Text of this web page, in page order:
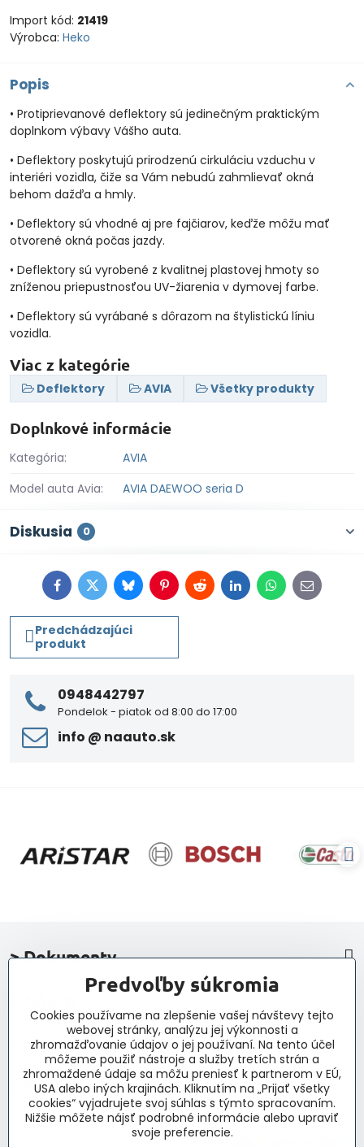
Import kód: 21419
Výrobca: Heko
Popis
• Protiprievanové deflektory sú jedinečným praktickým
doplnkom výbavy Vášho auta.
• Deflektory poskytujú prirodzenú cirkuláciu vzduchu v
interiéri vozidla, čiže sa Vám nebudú zahmlievať okná
behom dažďa a hmly.
• Deflektory sú vhodné aj pre fajčiarov, keďže môžu mať
otvorené okná počas jazdy.
• Deflektory sú vyrobené z kvalitnej plastovej hmoty so
zníženou priepustnosťou UV-žiarenia v dymovej farbe.
• Deflektory sú vyrábané s dôrazom na štylistickú líniu
vozidla.
Viac z kategórie
Deflektory AVIA Všetky produkty
Doplnkové informácie
Kategória:
AVIA
Model auta Avia:
AVIA DAEWOO seria D
Diskusia 0
FacebookTwitterBlueskyPinterestRedditLinkedInWhatsApp
E-
mail
Predchádzajúci
produkt
0948442797
Pondelok - piatok od 8:00 do 17:00
info ​@ naauto​.sk
> Dokumenty
> Kontakt a navigácia
> Novinky, články, príspevky
Predvoľby súkromia
Cookies používame na zlepšenie vašej návštevy tejto
webovej stránky, analýzu jej výkonnosti a
zhromažďovanie údajov o jej používaní. Na tento účel
môžeme použiť nástroje a služby tretích strán a
zhromaždené údaje sa môžu preniesť k partnerom v EÚ,
USA alebo iných krajinách. Kliknutím na „Prijať všetky
cookies“ vyjadrujete svoj súhlas s týmto spracovaním.
Nižšie môžete nájsť podrobné informácie alebo upraviť
svoje preferencie.